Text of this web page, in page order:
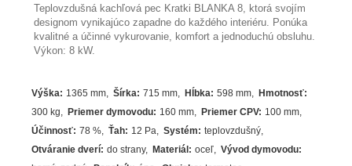
Teplovzdušná kachľová pec Kratki BLANKA 8, ktorá svojím
designom vynikajúco zapadne do každého interiéru. Ponúka
kvalitné a účinné vykurovanie, komfort a jednoduchú obsluhu.
Výkon: 8 kW.
Výška: 1365 mm Šírka: 715 mm Hĺbka: 598 mm Hmotnosť:
300 kg
Priemer dymovodu: 160 mm Priemer CPV: 100 mm
Účinnosť: 78% Ťah: 12 Pa Systém: teplovzdušný
Otváranie dverí: do strany Materiál : oceľ Vývod dymovodu: